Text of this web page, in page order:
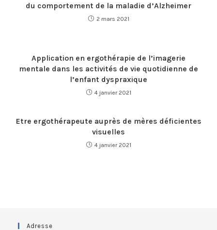
du comportement de la maladie d’Alzheimer
2 mars 2021
Application en ergothérapie de l’imagerie
mentale dans les activités de vie quotidienne de
l’enfant dyspraxique
4 janvier 2021
Etre ergothérapeute auprès de mères déficientes
visuelles
4 janvier 2021
Adresse